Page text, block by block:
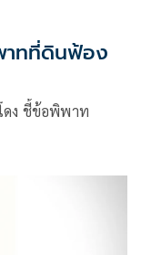
ดง ชี้ข้อพิพาท